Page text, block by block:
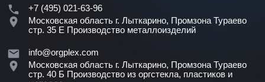
+7 (495) 021-63-96
Московская область г. Лыткарино, Промзона Тураево
стр. 35 Е Производство металлоизделий
info@orgplex.com
Московская область г. Лыткарино, Промзона Тураево
стр. 40 Б Производство из оргстекла, пластиков и